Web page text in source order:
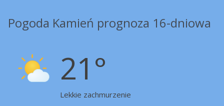
Pogoda Kamień prognoza 16-dniowa
21°
Lekkie zachmurzenie